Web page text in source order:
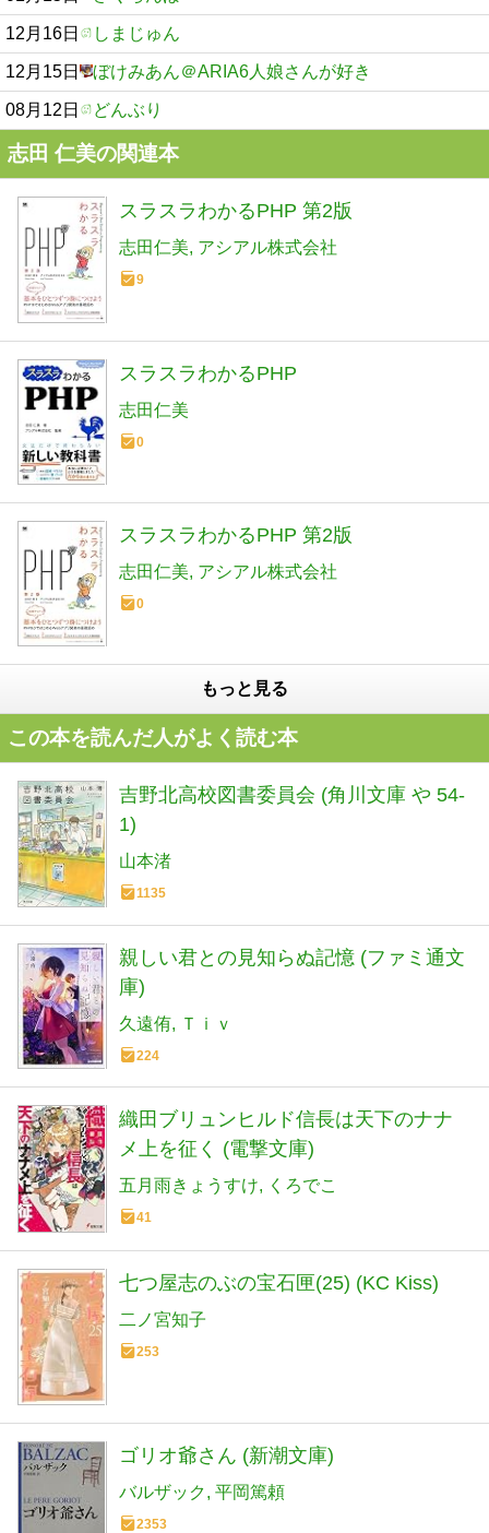
12月16日 しまじゅん
12月15日 ぼけみあん＠ARIA6人娘さんが好き
08月12日 どんぶり
志田 仁美の関連本
スラスラわかるPHP 第2版
志田仁美 アシアル株式会社
9
スラスラわかるPHP
志田仁美
0
スラスラわかるPHP 第2版
志田仁美 アシアル株式会社
0
もっと見る
この本を読んだ人がよく読む本
吉野北高校図書委員会 (角川文庫 や 54-
1)
山本渚
1135
親しい君との見知らぬ記憶 (ファミ通文
庫)
久遠侑 Ｔｉｖ
224
織田ブリュンヒルド信長は天下のナナ
メ上を征く (電撃文庫)
五月雨きょうすけ くろでこ
41
七つ屋志のぶの宝石匣(25) (KC Kiss)
二ノ宮知子
253
ゴリオ爺さん (新潮文庫)
バルザック 平岡篤頼
2353